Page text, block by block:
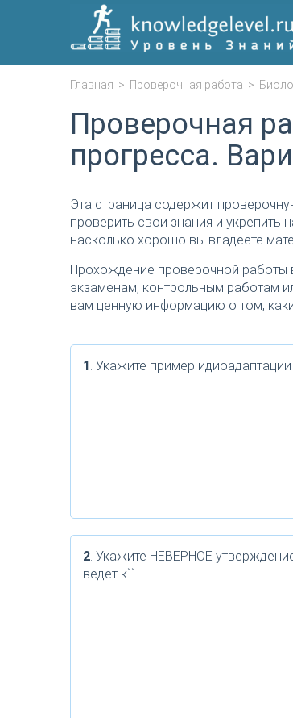
Главная > Проверочная работа >
Проверочная
прогресса.
Эта страница содержит
проверить свои знания и укрепить
насколько хорошо вы владеете
Прохождение проверочной работы
экзаменам, контрольным работам
вам ценную информацию о том,
1. Укажите пример идиоадаптации
2. Укажите НЕВЕРНОЕ
ведет к``